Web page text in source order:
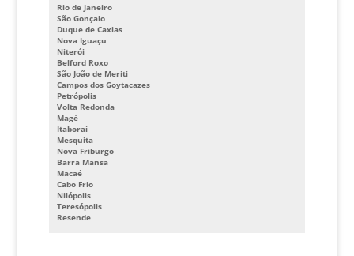
PREÇO QUADRO DE COMANDO PARA ELEVADOR
QUADRO DE COMANDO PARA ELEVADOR
REFORMA CABINE ELEVADOR
SISTEMA DE SEGURANÇA ELEVADORES
VISTORIA TECNICA EM ELEVADORES
FABRICANTE DE BOTOEIRAS DE ELEVADOR
INVERSOR DE FREQUENCIA PARA ELEVADORES PREÇO
CABINE DE ELEVADOR PREÇO
Rio de Janeiro
São Gonçalo
Duque de Caxias
Nova Iguaçu
Niterói
Belford Roxo
São João de Meriti
Campos dos Goytacazes
Petrópolis
Volta Redonda
Magé
Itaboraí
Mesquita
Nova Friburgo
Barra Mansa
Macaé
Cabo Frio
Nilópolis
Teresópolis
Resende